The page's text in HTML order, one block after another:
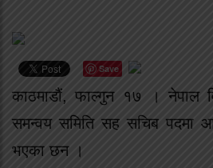
Save
काठमाडौं, फाल्गुन १७ । नेपाल
समन्वय समिति सह सचिब पदमा
भएका छन ।